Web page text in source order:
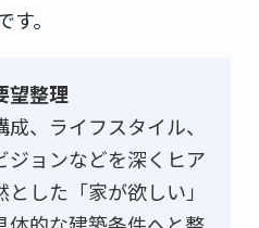
。
望整理
、ライフスタイル、
ジョンなどを深くヒア
した「家が欲しい」